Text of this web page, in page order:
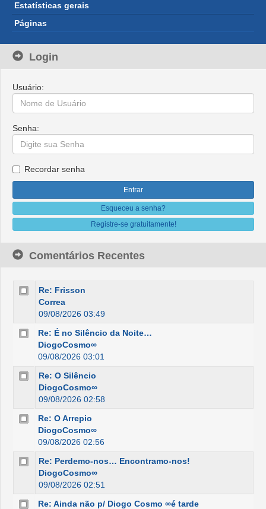
Estatísticas gerais
Páginas
Login
Usuário:
Senha:
Recordar senha
Esqueceu a senha?
Registre-se gratuitamente!
Comentários Recentes
Re: Frisson
Correa
09/08/2026 03:49
Re: É no Silêncio da Noite…
DiogoCosmo∞
09/08/2026 03:01
Re: O Silêncio
DiogoCosmo∞
09/08/2026 02:58
Re: O Arrepio
DiogoCosmo∞
09/08/2026 02:56
Re: Perdemo-nos… Encontramo-nos!
DiogoCosmo∞
09/08/2026 02:51
Re: Ainda não p/ Diogo Cosmo ∞é tarde